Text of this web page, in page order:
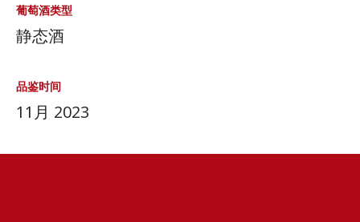
葡萄酒类型
静态酒
品鉴时间
11月 2023